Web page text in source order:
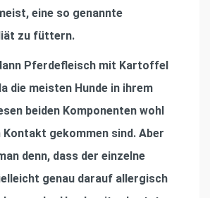
eine so genannte
zu füttern.
Pferdeﬂeisch mit Kartoffel
die meisten Hunde in ihrem
beiden Komponenten wohl
Kontakt gekommen sind. Aber
denn, dass der einzelne
genau darauf allergisch